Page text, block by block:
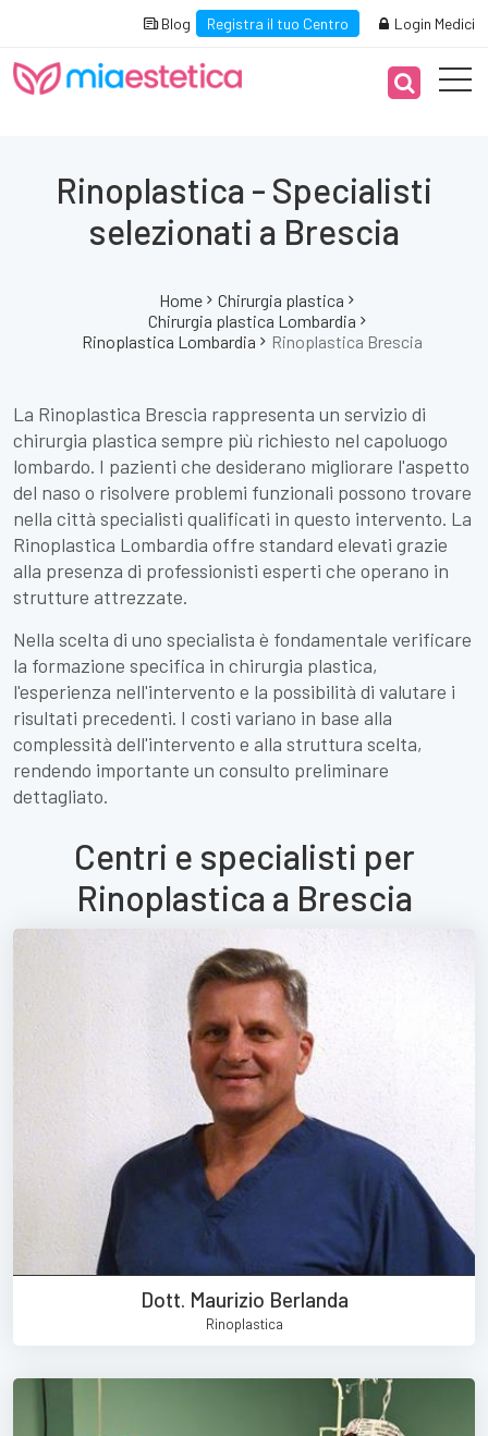
Blog Registra il tuo Centro Login Medici
Rinoplastica - Specialisti
selezionati a Brescia
Home
Chirurgia plastica
Chirurgia plastica Lombardia
Rinoplastica Lombardia
Rinoplastica Brescia
La Rinoplastica Brescia rappresenta un servizio di
chirurgia plastica sempre più richiesto nel capoluogo
lombardo. I pazienti che desiderano migliorare l'aspetto
del naso o risolvere problemi funzionali possono trovare
nella città specialisti qualificati in questo intervento. La
Rinoplastica Lombardia offre standard elevati grazie
alla presenza di professionisti esperti che operano in
strutture attrezzate.
Nella scelta di uno specialista è fondamentale verificare
la formazione specifica in chirurgia plastica,
l'esperienza nell'intervento e la possibilità di valutare i
risultati precedenti. I costi variano in base alla
complessità dell'intervento e alla struttura scelta,
rendendo importante un consulto preliminare
dettagliato.
Centri e specialisti per
Rinoplastica a Brescia
Dott. Maurizio Berlanda
Rinoplastica